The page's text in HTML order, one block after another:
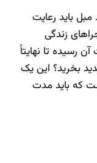
باید رعایت
زندگی
رسیده تا نهایتاً
بخرید؟ این یک
که باید مدت